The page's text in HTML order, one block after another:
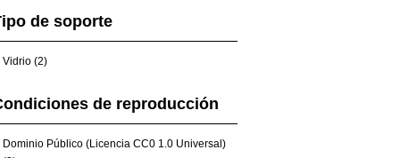
de soporte
Vidrio (2)
de reproducción
Dominio Público (Licencia CC0 1.0 Universal)